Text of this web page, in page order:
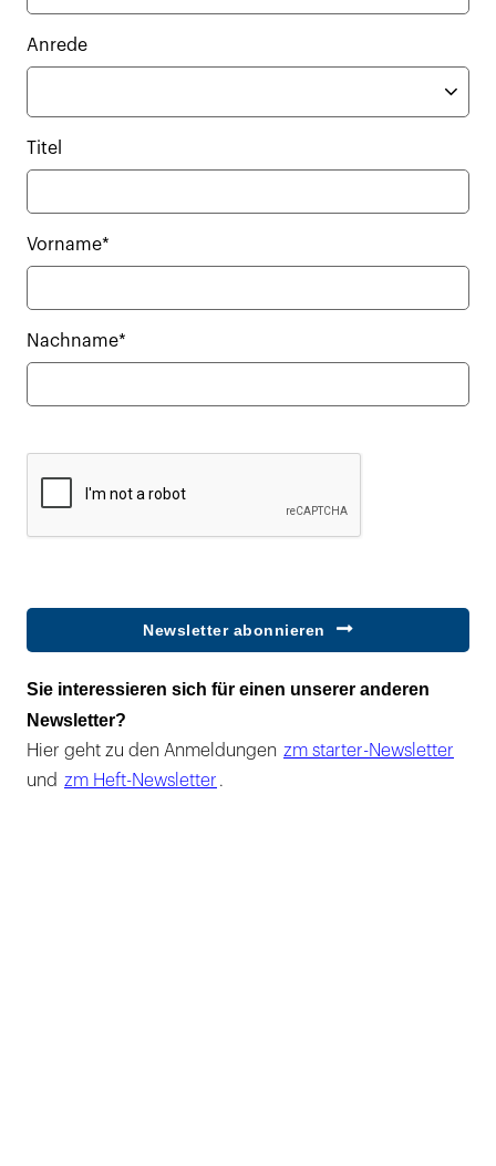
Anrede
Titel
Vorname*
Nachname*
Newsletter abonnieren
Sie interessieren sich für einen unserer anderen
Newsletter?
Hier geht zu den Anmeldungen zm starter-Newsletter
und zm Heft-Newsletter .